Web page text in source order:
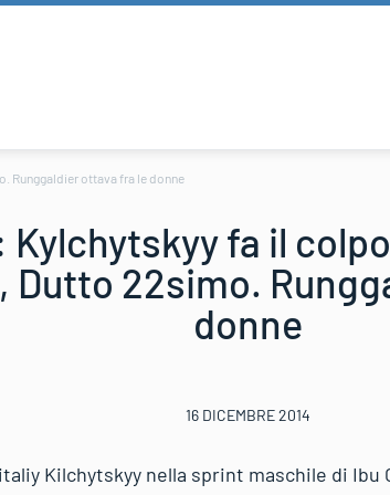
Runggaldier ottava fra le donne
Kylchytskyy fa il
Dutto 22simo.
donne
16 DICEMBRE 2014
Kilchytskyy nella sprint maschile di